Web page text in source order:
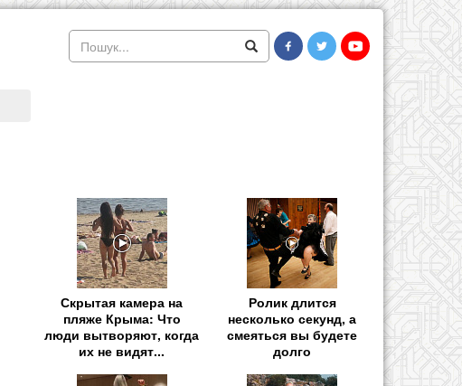
Скрытая камера на
пляже Крыма: Что
люди вытворяют, когда
их не видят...
Ролик длится
несколько секунд, а
смеяться вы будете
долго